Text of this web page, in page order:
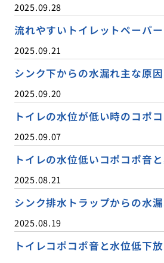
2025.09.28
流れやすいトイレットペーパ
2025.09.21
シンク下からの水漏れ主な原
2025.09.20
トイレの水位が低い時のコポ
2025.09.07
トイレの水位低いコポコポ音
2025.08.21
シンク排水トラップからの水
2025.08.19
トイレコポコポ音と水位低下